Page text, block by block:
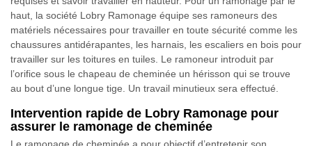
haut, la société Lobry Ramonage équipe ses ramoneurs des
matériels nécessaires pour travailler en toute sécurité comme les
chaussures antidérapantes, les harnais, les escaliers en bois pour
travailler sur les toitures en tuiles. Le ramoneur introduit par
l’orifice sous le chapeau de cheminée un hérisson qui se trouve
au bout d’une longue tige. Un travail minutieux sera effectué.
Intervention rapide de Lobry Ramonage pour
assurer le ramonage de cheminée